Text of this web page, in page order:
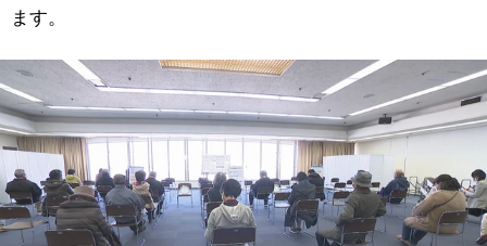
ます。